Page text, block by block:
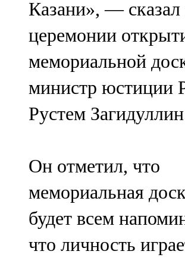
91,0 FM
Шәмәрдән
102,3 FM
Яңа чишмә
107,0 FM
105,5 FM
Казани», — сказал
церемонии
мемориальной
министр юстиции
Рустем
Он отметил, что
мемориальная
будет всем
что личность